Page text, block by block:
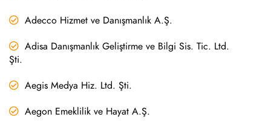
Adecco Hizmet ve Danışmanlık A.Ş.
Adisa Danışmanlık Geliştirme ve Bilgi Sis. Tic. Ltd.
Şti.
Aegis Medya Hiz. Ltd. Şti.
Aegon Emeklilik ve Hayat A.Ş.